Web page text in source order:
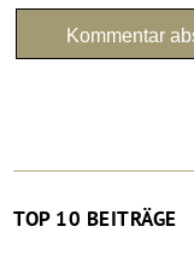
TOP 10 BEITRÄGE